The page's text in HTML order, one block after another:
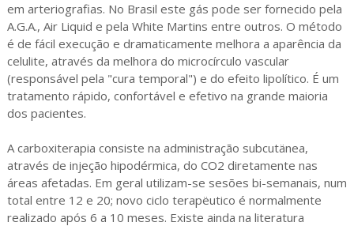
em arteriografias. No Brasil este gás pode ser fornecido pela
A.G.A., Air Liquid e pela White Martins entre outros. O método
é de fácil execução e dramaticamente melhora a aparência da
celulite, através da melhora do microcírculo vascular
(responsável pela "cura temporal") e do efeito lipolítico. É um
tratamento rápido, confortável e efetivo na grande maioria
dos pacientes.
A carboxiterapia consiste na administração subcutänea,
através de injeção hipodérmica, do CO2 diretamente nas
áreas afetadas. Em geral utilizam-se sesões bi-semanais, num
total entre 12 e 20; novo ciclo terapëutico é normalmente
realizado após 6 a 10 meses. Existe ainda na literatura